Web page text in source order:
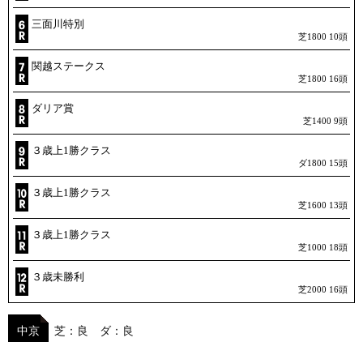
三面川特別
芝1800 10頭
関越ステークス
芝1800 16頭
ダリア賞
芝1400 9頭
３歳上1勝クラス
ダ1800 15頭
３歳上1勝クラス
芝1600 13頭
３歳上1勝クラス
芝1000 18頭
３歳未勝利
芝2000 16頭
中京 芝：良 ダ：良